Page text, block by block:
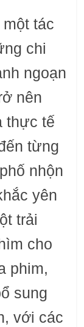
tác
chi
ngoạn
nên
thực tế
từng
nhộn
yên
trải
cho
phim,
sung
với các